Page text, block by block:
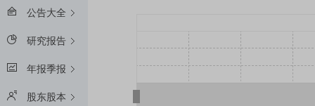
公告大全
研究报告
年报季报
股东股本